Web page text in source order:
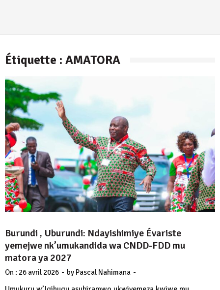
Étiquette : AMATORA
Burundi , Uburundi: Ndayishimiye Évariste
yemejwe nk’umukandida wa CNDD-FDD mu
matora ya 2027
On : 26 avril 2026 - by Pascal Nahimana -